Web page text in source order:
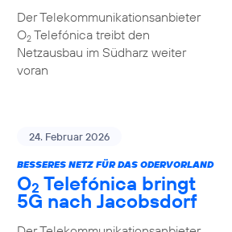
Der Telekommunikationsanbieter
O2Telefónica treibt den
Netzausbau im Südharz weiter
voran
24. Februar 2026
BESSERES NETZ FÜR DAS ODERVORLAND
O2 Telefónica bringt
5G nach Jacobsdorf